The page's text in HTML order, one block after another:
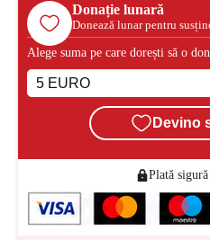
Donație lunară
Donează lunar pentru
Alege suma pe care dorești să o
Devino
Plată